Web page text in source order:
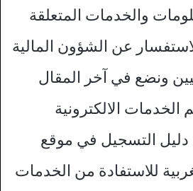
والخدمات المتعلقة
عن الشؤون المالية
ونضع في آخر المقال
الالكترونية
دليل التسجيل في موقع
للاستفادة من الخدمات